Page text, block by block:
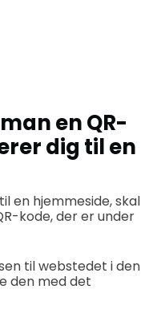
en QR-
dig til en
en hjemmeside, skal
kode, der er under
til webstedet i den
den med det